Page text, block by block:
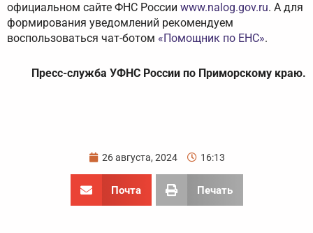
официальном сайте ФНС России www.nalog.gov.ru. А для
формирования уведомлений рекомендуем
воспользоваться чат-ботом «Помощник по ЕНС».
Пресс-служба УФНС России по Приморскому краю.
26 августа, 2024 16:13
Почта Печать